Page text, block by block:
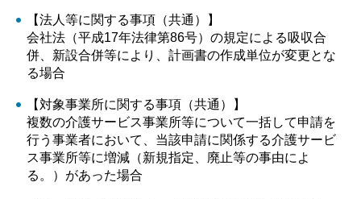
【法人等に関する事項（共通）】
会社法（平成17年法律第86号）の規定による吸収合
併、新設合併等により、計画書の作成単位が変更とな
る場合
【対象事業所に関する事項（共通）】
複数の介護サービス事業所等について一括して申請を
行う事業者において、当該申請に関係する介護サービ
ス事業所等に増減（新規指定、廃止等の事由によ
る。）があった場合